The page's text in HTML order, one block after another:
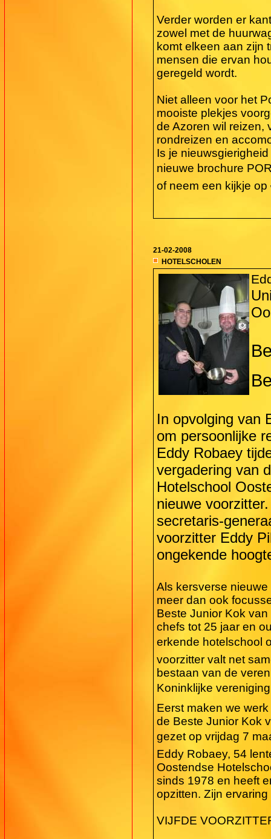
Verder worden er
zowel met de
komt elkeen aan zijn
mensen die ervan
geregeld wordt.
Niet alleen voor het
mooiste plekjes
de Azoren wil reizen,
rondreizen en
Is je
nieuwe brochure
of neem een kijkje op
21-02-2008
HOTELSCHOLEN
In opvolging van
om persoonlijke
Eddy Robaey
vergadering van
Hotelschool
nieuwe
secretaris-
voorzitter Eddy
ongekende
Als kersverse
meer dan ook
Beste Junior Kok
chefs tot 25 jaar en
erkende hotelschool
voorzitter valt net
bestaan van de
Koninklijke
Eerst maken we
de Beste Junior Kok
gezet op vrijdag 7
Eddy Robaey, 54
Oostendse
sinds 1978 en heeft
opzitten. Zijn
VIJFDE